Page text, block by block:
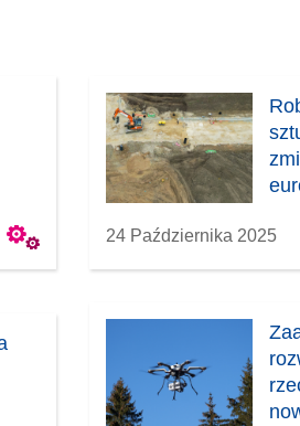
24 Października 2025